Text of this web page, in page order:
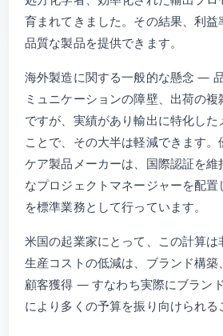
育まれてきました。その結果、利
品質な製品を提供できます。
海外製造に関する一般的な懸念 —
ミュニケーションの障壁、出荷の
ですが、実績があり輸出に特化し
ことで、その大半は軽減できます。
ケア製品メーカーは、国際認証を
なプロジェクトマネージャーを配
を標準業務として行っています。
米国の起業家にとって、この計算は
生産コストの低減は、ブランド構築
顧客獲得 — すなわち実際にブラン
により多くの予算を振り向けられる